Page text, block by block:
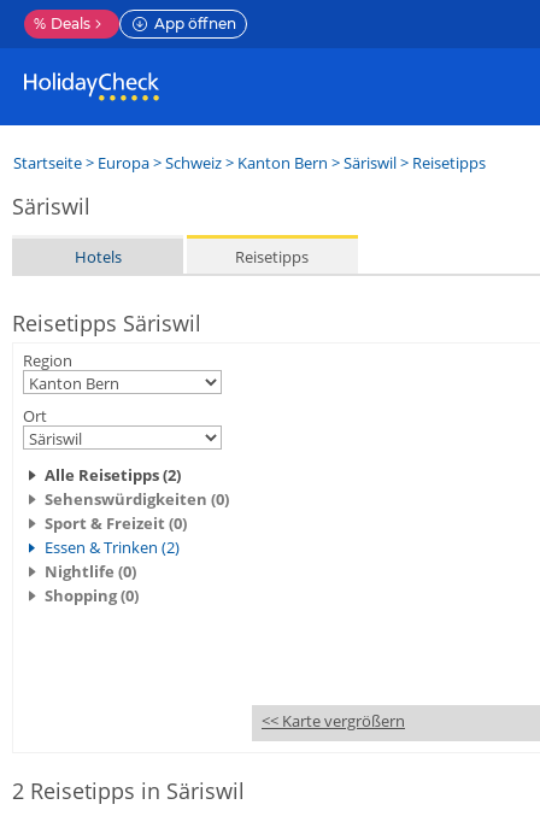
% Deals App öffnen
Startseite> Europa>Schweiz> Kanton Bern >Säriswil> Reisetipps
Säriswil
Hotels Reisetipps
Reisetipps Säriswil
Region
Ort
Alle Reisetipps (2)
Sehenswürdigkeiten (0)
Sport & Freizeit (0)
Essen & Trinken (2)
Nightlife (0)
Shopping (0)
<< Karte vergrößern
2 Reisetipps in Säriswil